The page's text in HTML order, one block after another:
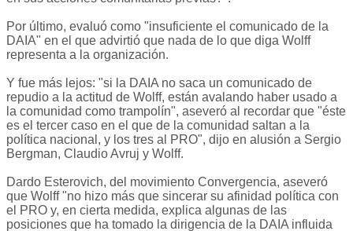
Por último, evaluó como "insuficiente el comunicado de la
DAIA" en el que advirtió que nada de lo que diga Wolff
representa a la organización.
Y fue más lejos: "si la DAIA no saca un comunicado de
repudio a la actitud de Wolff, están avalando haber usado a
la comunidad como trampolín", aseveró al recordar que "éste
es el tercer caso en el que de la comunidad saltan a la
política nacional, y los tres al PRO", dijo en alusión a Sergio
Bergman, Claudio Avruj y Wolff.
Dardo Esterovich, del movimiento Convergencia, aseveró
que Wolff "no hizo más que sincerar su afinidad política con
el PRO y, en cierta medida, explica algunas de las
posiciones que ha tomado la dirigencia de la DAIA influida